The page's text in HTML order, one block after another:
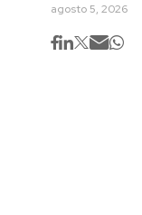
agosto 5, 2026